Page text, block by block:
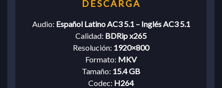
Audio: Español Latino AC3 5.1 – Inglés AC3 5.1
Calidad: BDRip x265
Resolución: 1920×800
Formato: MKV
Tamaño: 15.4 GB
Codec: H264